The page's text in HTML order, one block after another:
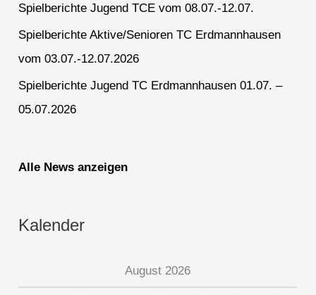
Spielberichte Jugend TCE vom 08.07.-12.07.
Spielberichte Aktive/Senioren TC Erdmannhausen
vom 03.07.-12.07.2026
Spielberichte Jugend TC Erdmannhausen 01.07. –
05.07.2026
Alle News anzeigen
Kalender
August 2026